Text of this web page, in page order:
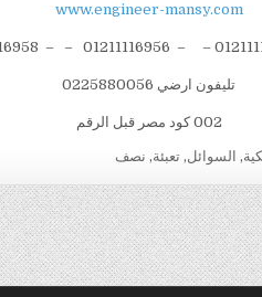
www.engineer-mansy.com
تليفون ارضي 0225880056
002 كود مصر قبل الرقم
, السوائل,تعبئة, نصف